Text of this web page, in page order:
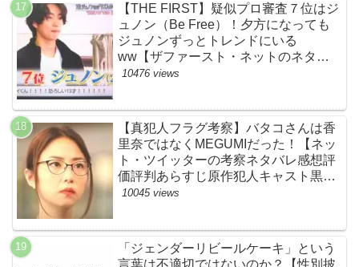
【THE FIRST】疑似プロ審査７位はジ
ュノン（Be Free）！夕方になっても
ジュノンずっとトレンドにいる
ww【ザファースト・ネットのネタバ
レ感想考察まとめ・スッキリ・
10476 views
【真犯人フラグ考察】バタコさんは香
里奈ではなくMEGUMIだった！【ネッ
ト・ツイッターの考察ネタバレ感想評
価評判あらすじ原作犯人キャスト黒幕
伏線まとめ】
10045 views
「ジェンダーリビールケーキ」という
言葉は不適切ではないのか？【性別披